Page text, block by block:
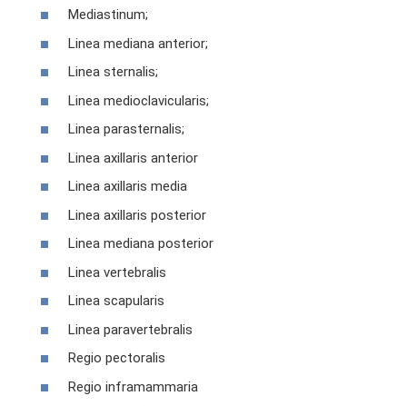
Mediastinum;
Linea mediana anterior;
Linea sternalis;
Linea medioclavicularis;
Linea parasternalis;
Linea axillaris anterior
Linea axillaris media
Linea axillaris posterior
Linea mediana posterior
Linea vertebralis
Linea scapularis
Linea paravertebralis
Regio pectoralis
Regio inframammaria